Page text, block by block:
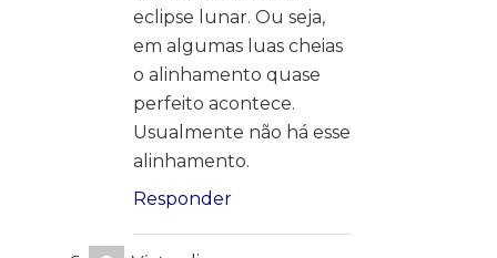
eclipse lunar. Ou seja,
em algumas luas cheias
o alinhamento quase
perfeito acontece.
Usualmente não há esse
alinhamento.
Responder